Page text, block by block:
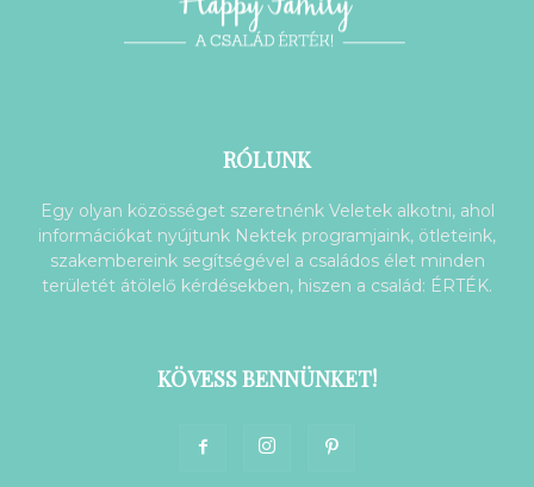
RÓLUNK
Egy olyan közösséget szeretnénk Veletek alkotni, ahol
információkat nyújtunk Nektek programjaink, ötleteink,
szakembereink segítségével a családos élet minden
területét átölelő kérdésekben, hiszen a család: ÉRTÉK.
KÖVESS BENNÜNKET!